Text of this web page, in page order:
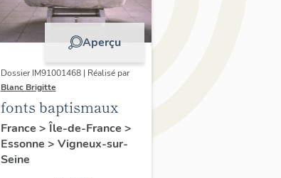
Aperçu
Dossier IM91001468 | Réalisé par
Blanc Brigitte
fonts baptismaux
France > Île-de-France >
Essonne > Vigneux-sur-
Seine